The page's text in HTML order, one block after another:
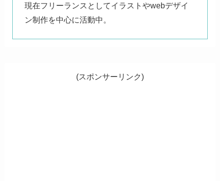
現在フリーランスとしてイラストやwebデザイ
ン制作を中心に活動中。
(スポンサーリンク)